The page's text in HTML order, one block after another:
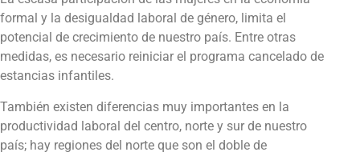
formal y la desigualdad laboral de género, limita el
potencial de crecimiento de nuestro país. Entre otras
medidas, es necesario reiniciar el programa cancelado de
estancias infantiles.
También existen diferencias muy importantes en la
productividad laboral del centro, norte y sur de nuestro
país; hay regiones del norte que son el doble de